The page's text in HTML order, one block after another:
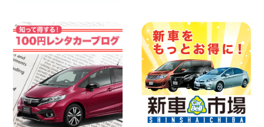
100円レンタカー 中川かの里
2026年08月07日
☆ 夏休みクーポン登場!最大9,500円おト
ク! ☆ 鳥取県 鳥取青谷店
100円レンタカー 鳥取青谷
2026年08月07日
人気のハイエース!! 大阪府 寝屋川太間東
町店
100円レンタカー 寝屋川太間東町
2026年08月07日